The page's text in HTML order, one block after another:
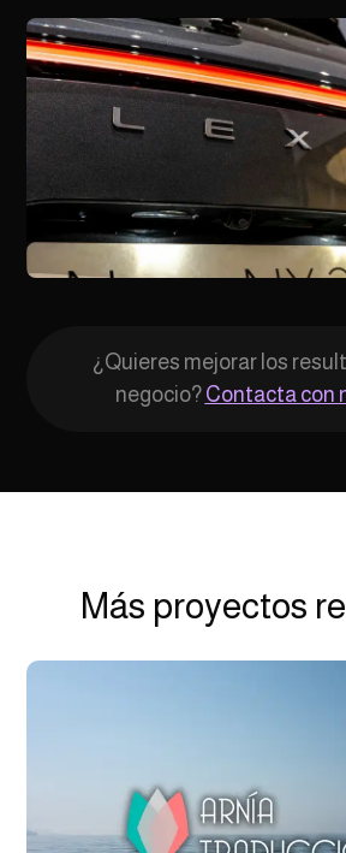
¿Quieres mejorar los
negocio? Contacta con
Más proyectos